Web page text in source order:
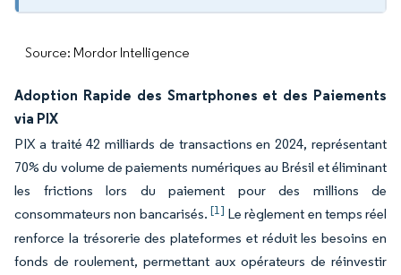
Source: Mordor Intelligence
Adoption Rapide des Smartphones et des Paiements
via PIX
PIX a traité 42 milliards de transactions en 2024, représentant
70% du volume de paiements numériques au Brésil et éliminant
les frictions lors du paiement pour des millions de
consommateurs non bancarisés. [1] Le règlement en temps réel
renforce la trésorerie des plateformes et réduit les besoins en
fonds de roulement, permettant aux opérateurs de réinvestir